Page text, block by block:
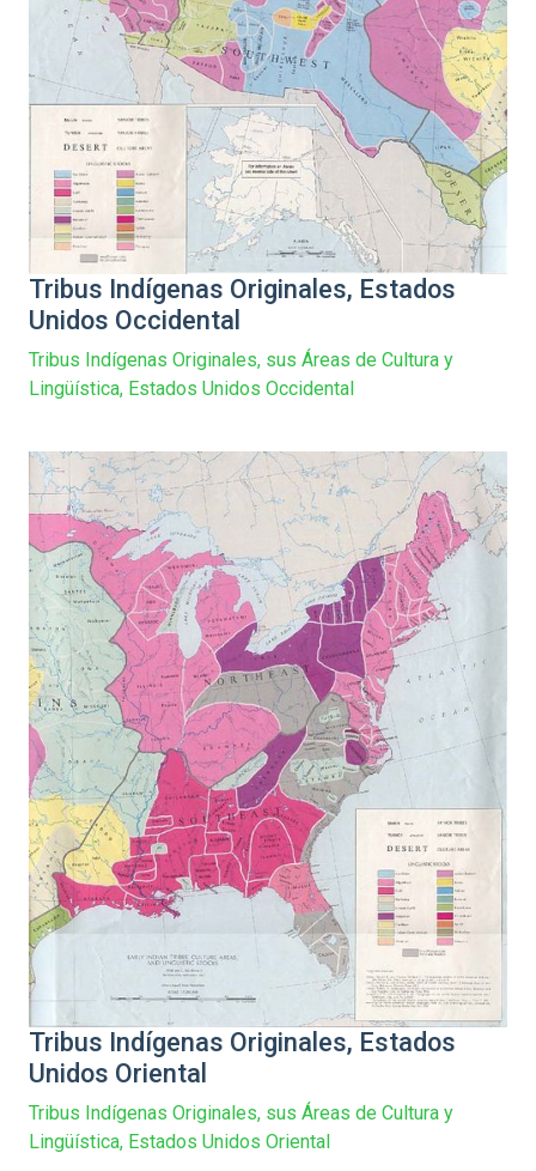
Tribus Indígenas Originales, Estados
Unidos Occidental
Tribus Indígenas Originales, sus Áreas de Cultura y
Lingüística, Estados Unidos Occidental
Tribus Indígenas Originales, Estados
Unidos Oriental
Tribus Indígenas Originales, sus Áreas de Cultura y
Lingüística, Estados Unidos Oriental